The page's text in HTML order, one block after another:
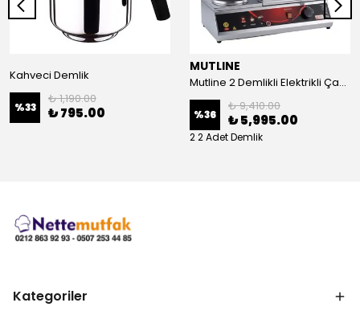
Kahveci Demlik
%33
₺ 1,190.00
₺ 795.00
MUTLINE
Mutline 2 Demlikli Elektrikli Çay Kazanı, Çay Ocağı 25 LT
%36
₺ 9,410.00
₺ 5,995.00
2 2 Adet Demlik
Kategoriler